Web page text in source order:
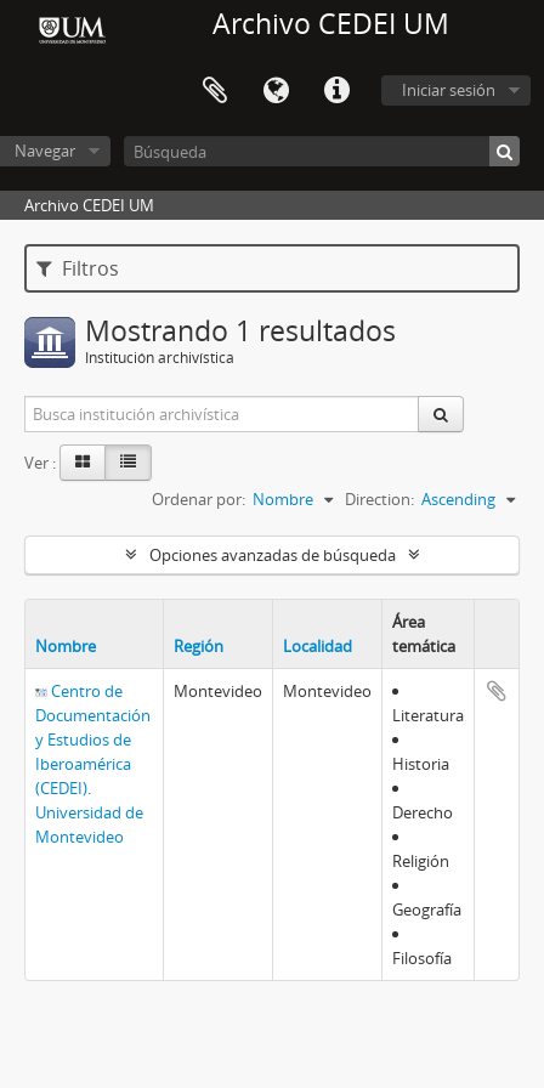
Archivo CEDEI UM
Iniciar sesión
Navegar
Archivo CEDEI UM
Filtros
Mostrando 1 resultados
Institución archivística
Ver :
Ordenar por: Nombre Direction: Ascending
Opciones avanzadas de búsqueda
Nombre Región Localidad
Área
temática
Centro de
Documentación
y Estudios de
Iberoamérica
(CEDEI).
Universidad de
Montevideo
Montevideo
Montevideo
Literatura
Historia
Derecho
Religión
Geografía
Filosofía